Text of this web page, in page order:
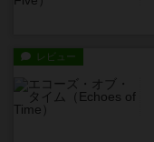
レビュー